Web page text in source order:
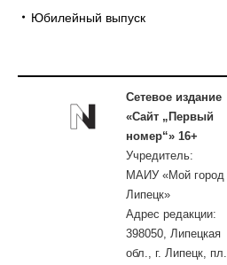
Юбилейный выпуск
Сетевое издание
«Сайт „Первый
номер“» 16+
Учредитель:
МАИУ «Мой город
Липецк»
Адрес редакции:
398050, Липецкая
обл., г. Липецк, пл.